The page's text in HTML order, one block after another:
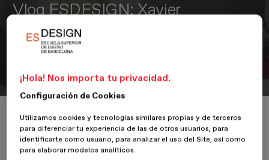
Vlog ESDESIGN: Xavier
Gonzalvez nos abre su estudio
Vlog ESDESIGN: Xavier Gonzalvez nos abre su estudio
¡Hola! Nos importa tu privacidad.
Configuración de Cookies
Utilizamos cookies y tecnologías similares propias y de terceros
para diferenciar tu experiencia de las de otros usuarios, para
identificarte como usuario, para analizar el uso del Site, así como
para elaborar modelos analíticos.